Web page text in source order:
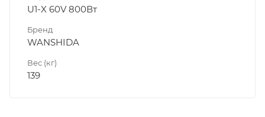
U1-X 60V 800Вт
Бренд
WANSHIDA
Вес (кг)
139